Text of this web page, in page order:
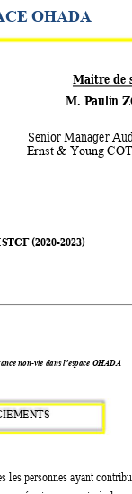
OHADA
Maitre de
M. Paulin
Senior Manager
Ernst & Young
(2020-2023)
non-vie dans l’espace OHADA
les personnes ayant